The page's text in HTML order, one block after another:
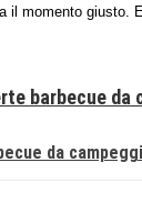
il momento giusto.
barbecue da
da